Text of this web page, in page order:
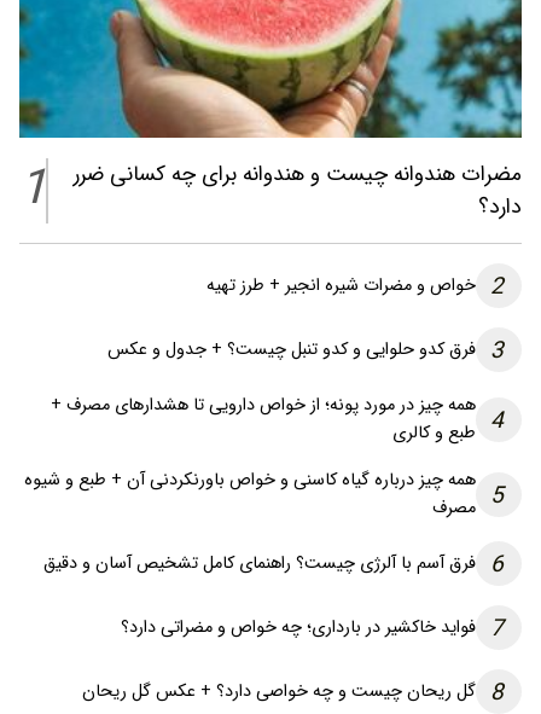
مضرات هندوانه چیست و هندوانه برای چه کسانی ضرر
دارد؟
1
2 خواص و مضرات شیره انجیر + طرز تهیه
3 فرق کدو حلوایی و کدو تنبل چیست؟ + جدول و عکس
4 همه چیز در مورد پونه؛ از خواص دارویی تا هشدارهای مصرف +
طبع و کالری
5
همه چیز درباره گیاه کاسنی و خواص باورنکردنی آن + طبع و شیوه
مصرف
6 فرق آسم با آلرژی چیست؟ راهنمای کامل تشخیص آسان و دقیق
7 فواید خاکشیر در بارداری؛ چه خواص و مضراتی دارد؟
8 گل ریحان چیست و چه خواصی دارد؟ + عکس گل ریحان